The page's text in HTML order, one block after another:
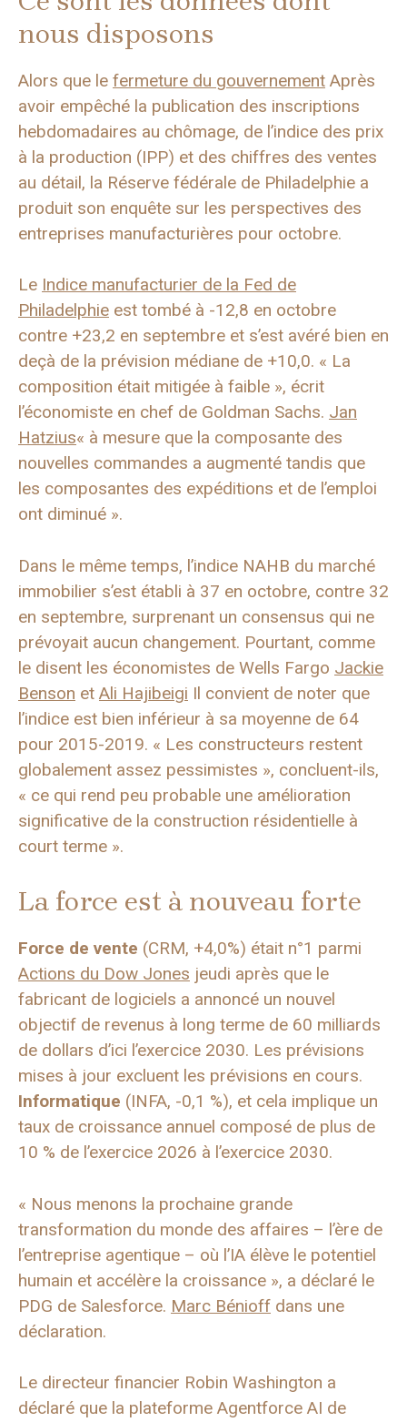
nous disposons
Alors que le fermeture du gouvernement Après
avoir empêché la publication des inscriptions
hebdomadaires au chômage, de l’indice des prix
à la production (IPP) et des chiffres des ventes
au détail, la Réserve fédérale de Philadelphie a
produit son enquête sur les perspectives des
entreprises manufacturières pour octobre.
Le Indice manufacturier de la Fed de
Philadelphie est tombé à -12,8 en octobre
contre +23,2 en septembre et s’est avéré bien en
deçà de la prévision médiane de +10,0. « La
composition était mitigée à faible », écrit
l’économiste en chef de Goldman Sachs. Jan
Hatzius« à mesure que la composante des
nouvelles commandes a augmenté tandis que
les composantes des expéditions et de l’emploi
ont diminué ».
Dans le même temps, l’indice NAHB du marché
immobilier s’est établi à 37 en octobre, contre 32
en septembre, surprenant un consensus qui ne
prévoyait aucun changement. Pourtant, comme
le disent les économistes de Wells Fargo Jackie
Benson et Ali Hajibeigi Il convient de noter que
l’indice est bien inférieur à sa moyenne de 64
pour 2015-2019. « Les constructeurs restent
globalement assez pessimistes », concluent-ils,
« ce qui rend peu probable une amélioration
significative de la construction résidentielle à
court terme ».
La force est à nouveau forte
Force de vente (CRM, +4,0%) était n°1 parmi
Actions du Dow Jones jeudi après que le
fabricant de logiciels a annoncé un nouvel
objectif de revenus à long terme de 60 milliards
de dollars d’ici l’exercice 2030. Les prévisions
mises à jour excluent les prévisions en cours.
Informatique (INFA, -0,1 %), et cela implique un
taux de croissance annuel composé de plus de
10 % de l’exercice 2026 à l’exercice 2030.
« Nous menons la prochaine grande
transformation du monde des affaires – l’ère de
l’entreprise agentique – où l’IA élève le potentiel
humain et accélère la croissance », a déclaré le
PDG de Salesforce. Marc Bénioff dans une
déclaration.
Le directeur financier Robin Washington a
déclaré que la plateforme Agentforce AI de